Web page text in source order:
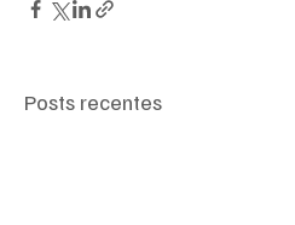
Posts recentes